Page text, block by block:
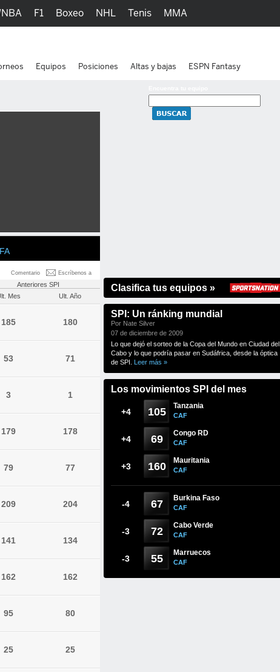
Comentario Escríbenos a
Anteriores SPI
Mes Ult. Año
185 180
53 71
3 1
179 178
79 77
209 204
141 134
162 162
95 80
25 25
Clasifica tus equipos »
SPI: Un ránking mundial
Por Nate Silver
07 de diciembre de 2009
Lo que dejó el sorteo de la Copa del Mundo en Ciudad del
Cabo y lo que podría pasar en Sudáfrica, desde la óptica
de SPI. Leer más »
Los movimientos SPI del mes
+4 105 Tanzania
CAF
+4 69 Congo RD
CAF
+3 160 Mauritania
CAF
-4 67 Burkina Faso
CAF
-3 72 Cabo Verde
CAF
-3 55 Marruecos
CAF
F1 Boxeo NHL Tenis MMA
Equipos Posiciones Altas y bajas ESPN Fantasy